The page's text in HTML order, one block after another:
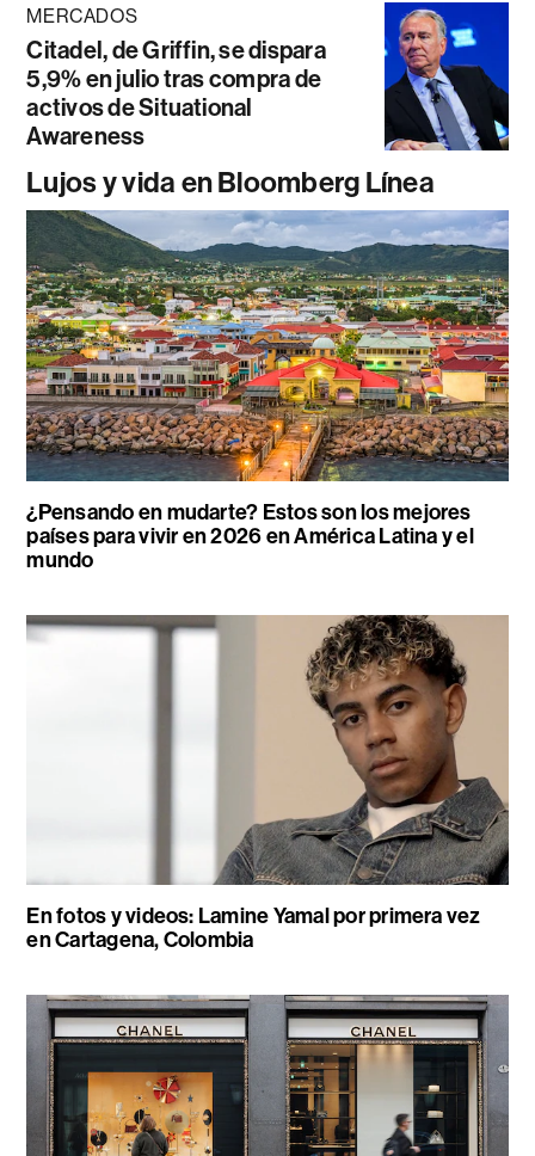
MERCADOS
Citadel, de Griffin, se dispara
5,9% en julio tras compra de
activos de Situational
Awareness
Lujos y vida en Bloomberg Línea
¿Pensando en mudarte? Estos son los mejores
países para vivir en 2026 en América Latina y el
mundo
En fotos y videos: Lamine Yamal por primera vez
en Cartagena, Colombia